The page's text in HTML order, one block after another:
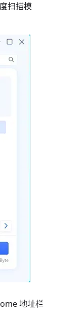
扫描模
地址栏